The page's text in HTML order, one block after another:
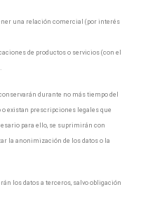
una relación comercial (por interés
de productos o servicios (con el
durante no más tiempo del
existan prescripciones legales que
para ello, se suprimirán con
la anonimización de los datos o la
los datos a terceros, salvo obligación